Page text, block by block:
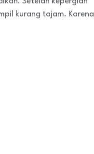
kurang tajam. Karena